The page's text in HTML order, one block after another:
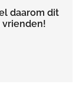
daarom dit